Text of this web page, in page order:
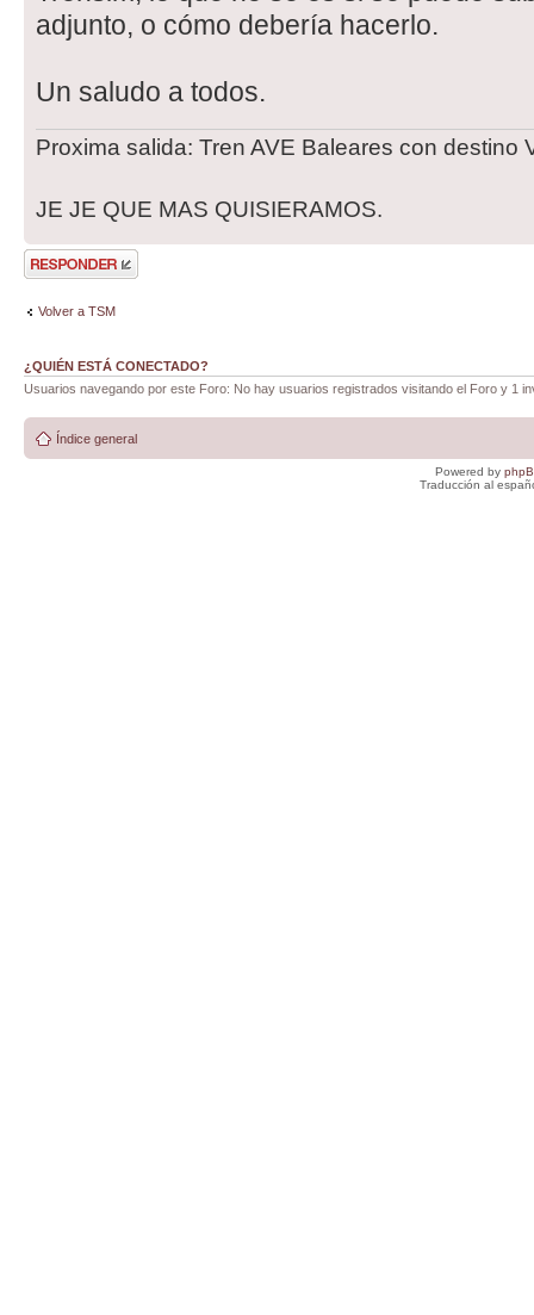
adjunto, o cómo debería hacerlo.
Un saludo a todos.
Proxima salida: Tren AVE Baleares con destino
JE JE QUE MAS QUISIERAMOS.
Publicar una
respuesta
Volver a TSM
¿QUIÉN ESTÁ CONECTADO?
Usuarios navegando por este Foro: No hay usuarios registrados visitando el Foro y 1
Índice general
Powered by
Traducción al